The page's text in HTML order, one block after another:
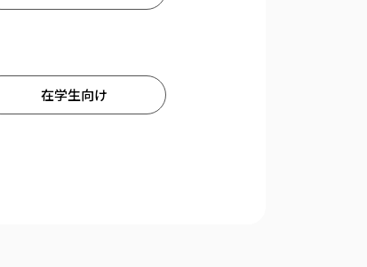
在学生向け